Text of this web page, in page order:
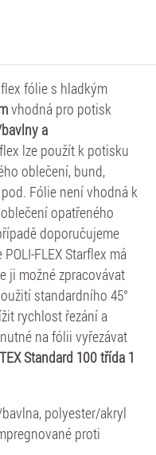
flex fólie s hladkým
vhodná pro potisk
a
lze použít k potisku
oblečení, bund,
Fólie není vhodná k
opatřeného
doporučujeme
POLI-FLEX Starflex má
ji možné zpracovávat
standardního 45°
rychlost řezání a
na fólii vyřezávat
Standard 100 třída 1
polyester/akryl
proti